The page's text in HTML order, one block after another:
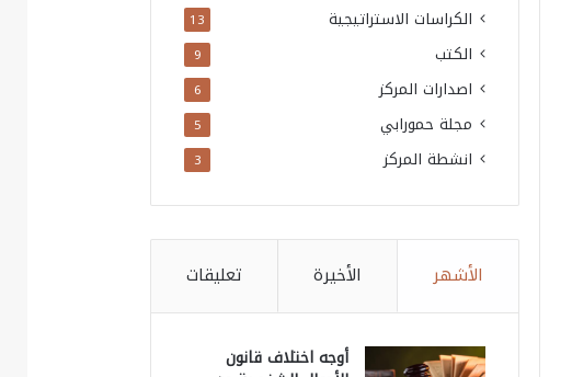
الكراسات الاستراتيجية 13
الكتب 9
اصدارات المركز 6
مجلة حمورابي 5
انشطة المركز 3
الأشهر الأخيرة تعليقات
أوجه اختلاف قانون